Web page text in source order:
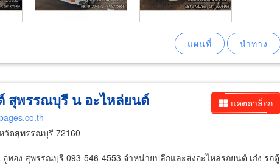
แคตตาล็อก
สุพรรณบุรี น อะไหล่ยนต์
วัดสุพรรณบุรี 72160
อง สุพรรณบุรี 093-546-4553 จำหน่ายปลีกและส่งอะไหล่รถยนต์ เก๋ง รถตู้